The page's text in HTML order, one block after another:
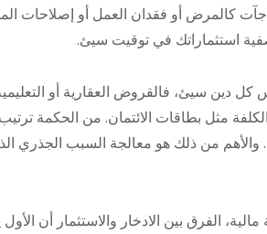
كالمرض أو فقدان العمل أو إصلاحات
استثماراتك في توقيت سيئ.
كل دين سيئ، فالقروض العقارية أو
مثل بطاقات الائتمان. من الحكمة
من ذلك هو معالجة السبب الجذري الذي
الفرق بين الادخار والاستثمار أن